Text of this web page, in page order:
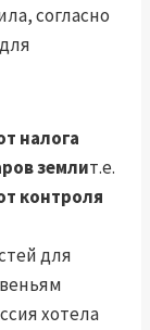
согласно
налога
землит.е.
контроля
для
хотела